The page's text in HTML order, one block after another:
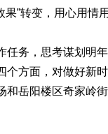
果”转变，用心用
任务，思考谋划明
个方面，对做好新
和岳阳楼区奇家岭